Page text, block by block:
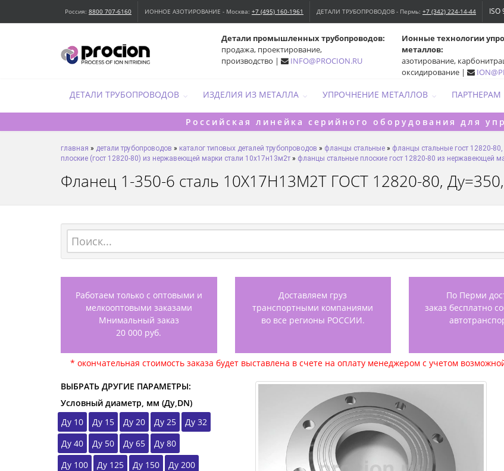
Россия: 8800 707-6160 ИОННОЕ АЗОТИРОВАНИЕ - Москва: +7 (495) 160-1961 ДЕТАЛИ ТРУБОПРОВОДОВ - Пермь: +7 (342) 224-14-44 ISO
Ионные технологии
металлов:
азотирование,
оксидирование |
Детали промышленных трубопроводов:
продажа, проектирование,
производство |
INFO@PROCION.RU
ДЕТАЛИ ТРУБОПРОВОДОВ ИЗДЕЛИЯ ИЗ МЕТАЛЛА УПРОЧНЕНИЕ МЕТАЛЛОВ ПАРТНЕРАМ
Российская линейка серийного оборудования для
главная » детали трубопроводов » каталог типовых деталей трубопроводов » фланцы стальные » фланцы стальные гост 12820-80,
плоские (гост 12820-80) из нержавеющей марки стали 10х17н13м2т » фланцы стальные плоские гост 12820-80 из нержавеющей
Фланец 1-350-6 сталь 10Х17Н13М2Т ГОСТ 12820-80, Ду=350,
Работаем только с оптовыми и
мелкооптовыми заказами
Мнимальный заказ
20 000 руб.
Доставляем груз
транспортными компаниями
во все регионы РОССИИ.
По Перми
заказ бесплатно
* окончательная стоимость заказа будет выставлена в счете на оплату менеджером с учетом
ВЫБРАТЬ ДРУГИЕ ПАРАМЕТРЫ:
Условный диаметр, мм (Ду,DN)
Ду 10
Ду 15 Ду 20 Ду 25
Ду 32
Ду 40
Ду 50 Ду 65
Ду 80
Ду 100
Ду 125 Ду 150 Ду 200